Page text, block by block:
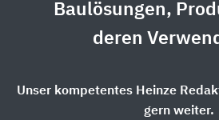
Baulösungen,
deren
Unser kompetentes Heinze
gern weiter.